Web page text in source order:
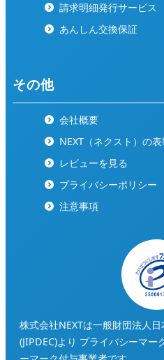
請求明細発行サービス
あんしん交換保証
その他
会社概要
NEXT（ネクスト）の
レビューを見る
プライバシーポリシー
注意事項
株式会社NEXTは一般財団法人
(JIPDEC)より プライバシーマー